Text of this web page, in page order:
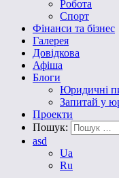
Робота
Спорт
Фінанси та бізнес
Галерея
Довідкова
Афіша
Блоги
Юридичні
Запитай у
Проекти
Пошук:
asd
Ua
Ru